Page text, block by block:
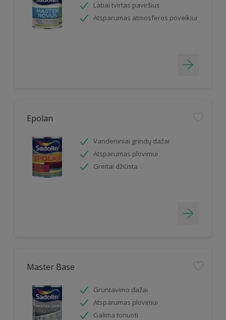
Labai tvirtas paviršius
Atsparumas atmosferos poveikiui
Epolan
Vandeniniai grindų dažai
Atsparumas plovimui
Greitai džiūsta
Master Base
Gruntavimo dažai
Atsparumas plovimui
Galima tonuoti